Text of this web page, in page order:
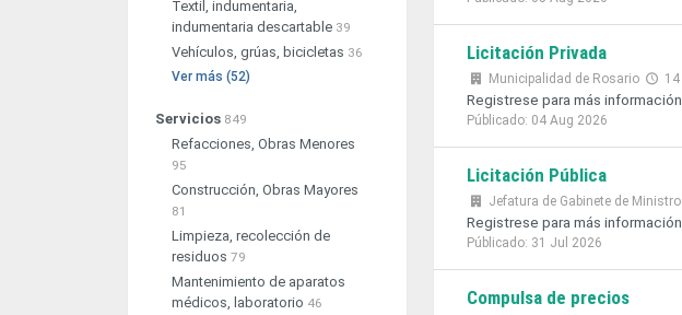
Textil, indumentaria,
indumentaria descartable 39
Vehículos, grúas, bicicletas 36
Ver más (52)
Servicios 849
Refacciones, Obras Menores
95
Construcción, Obras Mayores
81
Limpieza, recolección de
residuos 79
Mantenimiento de aparatos
médicos, laboratorio 46
Licitación Privada
Municipalidad de Rosario
Registrese para más información
Públicado: 04 Aug 2026
Licitación Pública
Jefatura de Gabinete de
Registrese para más información
Públicado: 31 Jul 2026
Compulsa de precios